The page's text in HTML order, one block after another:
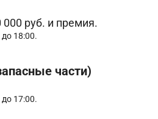
000 руб. и премия.
18:00.
части)
17:00.